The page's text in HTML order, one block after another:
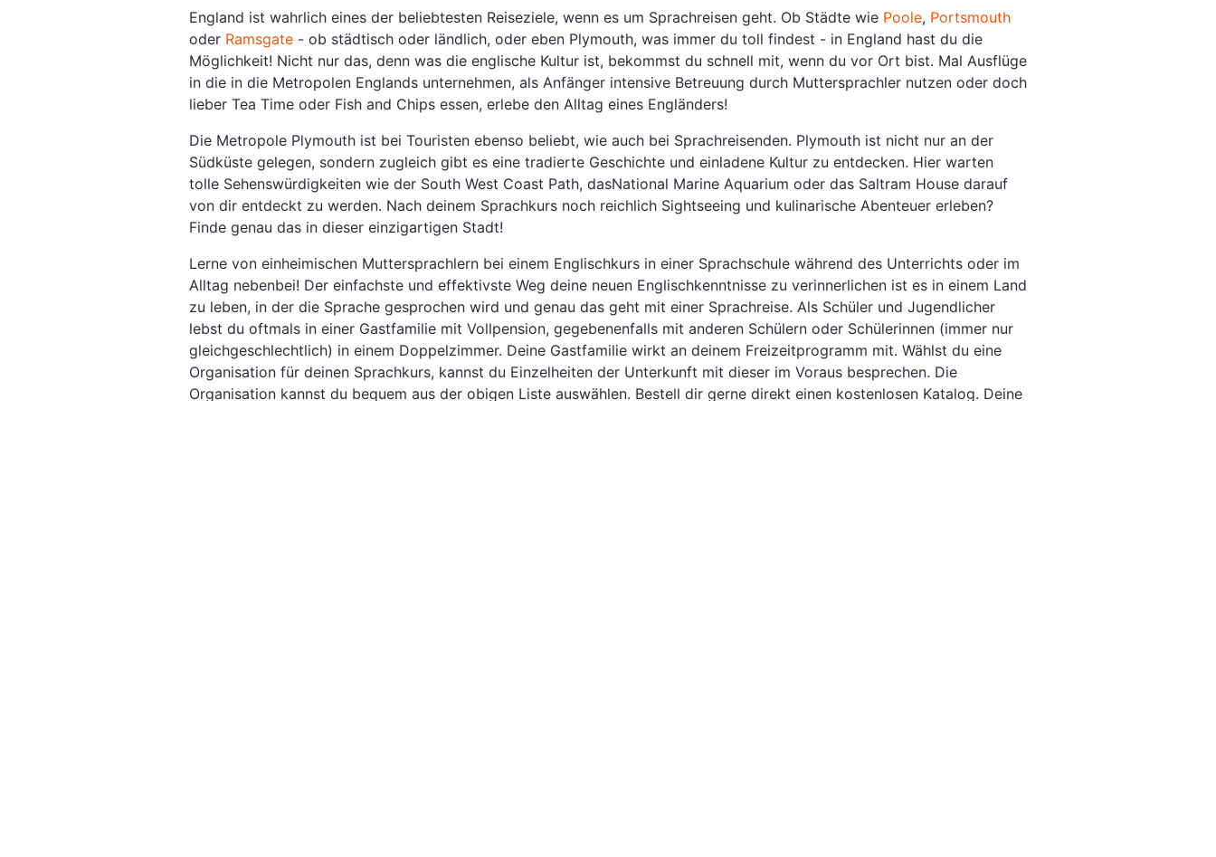
England ist wahrlich eines der beliebtesten Reiseziele, wenn es um Sprachreisen geht. Ob Städte wie Poole, Portsmouth
oder Ramsgate - ob städtisch oder ländlich, oder eben Plymouth, was immer du toll findest - in England hast du die
Möglichkeit! Nicht nur das, denn was die englische Kultur ist, bekommst du schnell mit, wenn du vor Ort bist. Mal Ausflüge
in die in die Metropolen Englands unternehmen, als Anfänger intensive Betreuung durch Muttersprachler nutzen oder doch
lieber Tea Time oder Fish and Chips essen, erlebe den Alltag eines Engländers!
Die Metropole Plymouth ist bei Touristen ebenso beliebt, wie auch bei Sprachreisenden. Plymouth ist nicht nur an der
Südküste gelegen, sondern zugleich gibt es eine tradierte Geschichte und einladene Kultur zu entdecken. Hier warten
tolle Sehenswürdigkeiten wie der South West Coast Path, dasNational Marine Aquarium oder das Saltram House darauf
von dir entdeckt zu werden. Nach deinem Sprachkurs noch reichlich Sightseeing und kulinarische Abenteuer erleben?
Finde genau das in dieser einzigartigen Stadt!
Lerne von einheimischen Muttersprachlern bei einem Englischkurs in einer Sprachschule während des Unterrichts oder im
Alltag nebenbei! Der einfachste und effektivste Weg deine neuen Englischkenntnisse zu verinnerlichen ist es in einem Land
zu leben, in der die Sprache gesprochen wird und genau das geht mit einer Sprachreise. Als Schüler und Jugendlicher
lebst du oftmals in einer Gastfamilie mit Vollpension, gegebenenfalls mit anderen Schülern oder Schülerinnen (immer nur
gleichgeschlechtlich) in einem Doppelzimmer. Deine Gastfamilie wirkt an deinem Freizeitprogramm mit. Wählst du eine
Organisation für deinen Sprachkurs, kannst du Einzelheiten der Unterkunft mit dieser im Voraus besprechen. Die
Organisation kannst du bequem aus der obigen Liste auswählen. Bestell dir gerne direkt einen kostenlosen Katalog. Deine